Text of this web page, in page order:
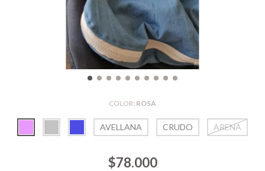
COLOR: ROSA
AVELLANA CRUDO ARENA
$78.000